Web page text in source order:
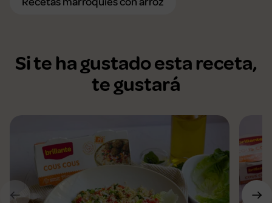
Si te ha gustado esta receta,
te gustará